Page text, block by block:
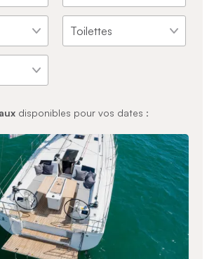
disponibles pour vos dates :